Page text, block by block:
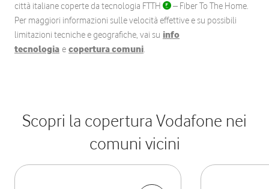
città italiane coperte da tecnologia FTTH
– Fiber To The Home.
Per maggiori informazioni sulle velocità effettive e su possibili
limitazioni tecniche e geografiche, vai su info
tecnologia e copertura comuni.
Scopri la copertura Vodafone nei
comuni vicini